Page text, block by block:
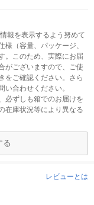
報を表示するよう努めて
（容量、パッケージ、
。このため、実際にお届
がございますので、ご使
をご確認ください。さら
合わせください。
必ずしも箱でのお届けを
在庫状況等により異なる
る
レビューとは